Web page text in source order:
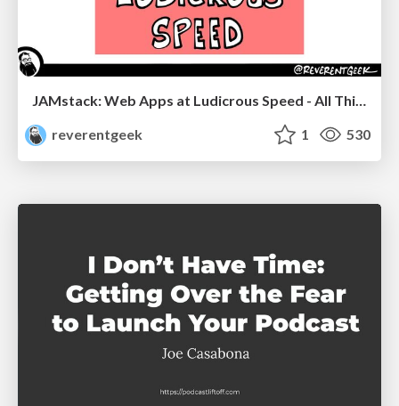
JAMstack: Web Apps at Ludicrous Speed - All Things Open 2022
reverentgeek
1 530